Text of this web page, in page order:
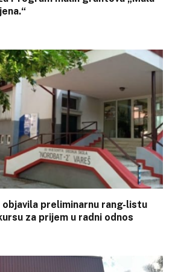
objavila preliminarnu rang-listu
za prijem u radni odnos